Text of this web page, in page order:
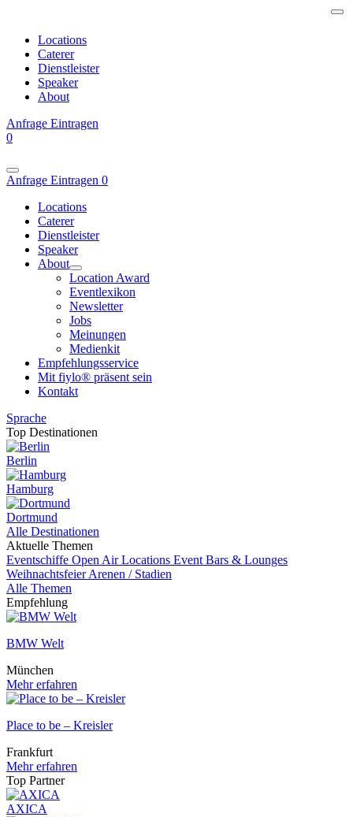
Locations
Caterer
Dienstleister
Speaker
About
Anfrage Eintragen
0
Anfrage Eintragen 0
Locations
Caterer
Dienstleister
Speaker
About
Location Award
Eventlexikon
Newsletter
Jobs
Meinungen
Medienkit
Empfehlungsservice
Mit fiylo® präsent sein
Kontakt
Sprache
Top Destinationen
Berlin
Hamburg
Dortmund
Alle Destinationen
Aktuelle Themen
Eventschiffe Open Air Locations Event Bars & Lounges
WeihnachtsfeierArenen / Stadien
Alle Themen
Empfehlung
BMW Welt
München
Mehr erfahren
Place to be – Kreisler
Frankfurt
Mehr erfahren
Top Partner
AXICA